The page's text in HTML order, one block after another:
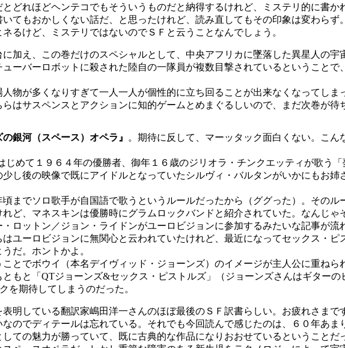
どれほどヘンテコでもそういうものだと納得するけれど、ミステリ的に書か
てもおかしくない話だ、と思ったけれど、読み直してもその印象は変わらず。
るけど、ミステリではないのでＳＦと云うことなんでしょう。
加え、この巻だけのスペシャルとして、中央アフリカに墜落した異星人の宇
ーバーロボットに殺された陸自の一隊員が複数目撃されているということ
物が多くなりすぎて一人一人が個性的に立ち回ることが出来なくなってしま
はサスペンスとアクションに知的ゲームとめまぐるしいので、まだ次巻が待
銀河（スペース）オペラ』
。期待に反して、マーッタック面白くない。こん
めて１９６４年の優勝者、御年１６歳のジリオラ・チンクエッティが歌う
し後の映像で既にアイドルとなっていたシルヴィ・バルタンがいかにもお姉
までソロ歌手が自国語で歌うというルールだったから（ググった）。そのル
ど、マネスキンは優勝時にグラムロックバンドと紹介されていた。なんじゃ
ロットン／ジョン・ライドンがユーロビジョンに参加するみたいな記事が流
ユーロビジョンに無関心と云われていたけれど、最近になってセックス・
だ。ホントかよ。
とでボウイ（本名デイヴィッド・ジョーンズ）のイメージが主人公に重ねら
もと「QTジョーンズ&セックス・ピストルズ」（ジョーンズさんはギター
を期待してしまうのだった。
表明している翻訳家嶋田洋一さんのほぼ最後のＳＦ訳書らしい。お疲れさまで
のでディテールは忘れている。それでも今回読んで感じたのは、６０年あま
ての魅力が勝っていて、既に古典的な作品になりおおせているということだ